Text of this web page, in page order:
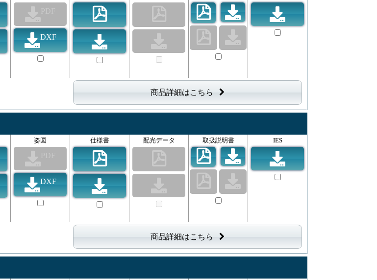
PDF
DXF
商品詳細はこちら
姿図
PDF
DXF
仕様書 配光データ 取扱説明書 IES
商品詳細はこちら